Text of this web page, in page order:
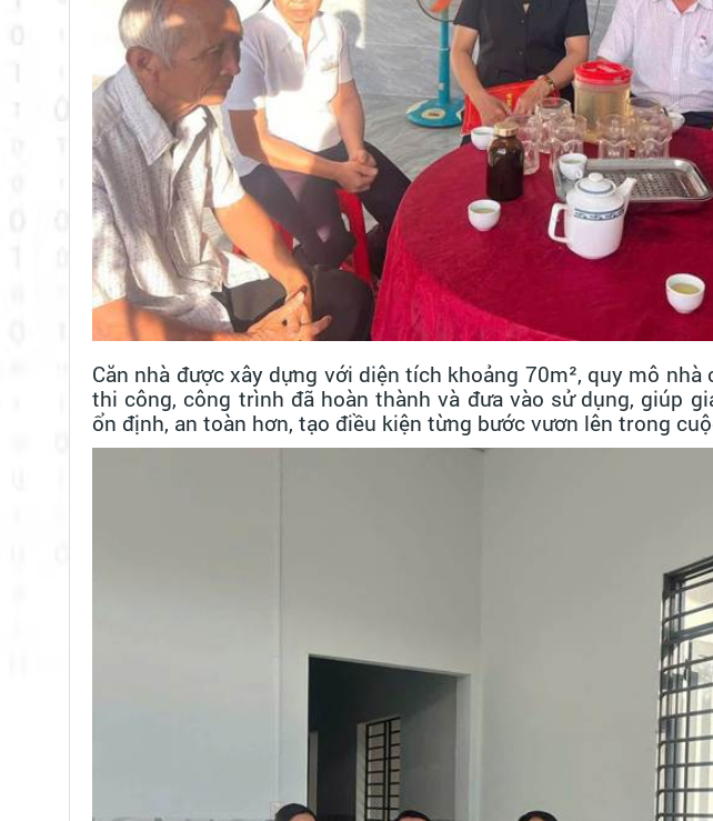
Căn nhà được xây dựng với diện tích khoảng 70m², quy mô
thi công, công trình đã hoàn thành và đưa vào sử dụng, giúp
ổn định, an toàn hơn, tạo điều kiện từng bước vươn lên trong